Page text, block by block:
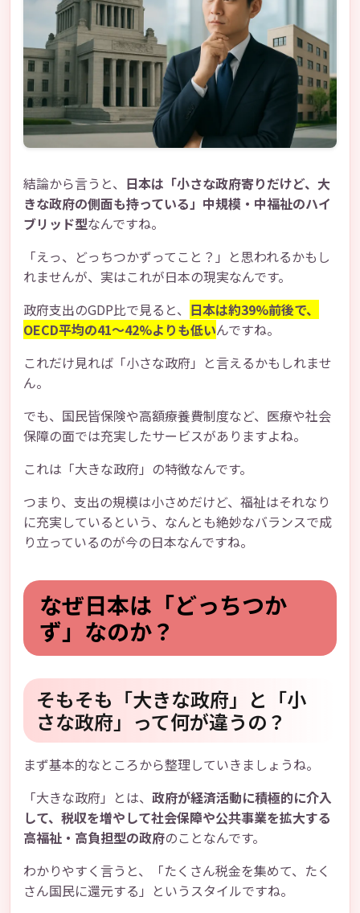
結論から言うと、 日本は「小さな政府寄りだけど、大
きな政府の側面も持っている」中規模・中福祉のハイ
ブリッド型なんですね。
「えっ、どっちつかずってこと？」と思われるかもし
れませんが、実はこれが日本の現実なんです。
政府支出のGDP比で見ると、 日本は約39%前後で、
OECD平均の41～42%よりも低いんですね。
これだけ見れば「小さな政府」と言えるかもしれませ
ん。
でも、国民皆保険や高額療養費制度など、医療や社会
保障の面では充実したサービスがありますよね。
これは「大きな政府」の特徴なんです。
つまり、支出の規模は小さめだけど、福祉はそれなり
に充実しているという、なんとも絶妙なバランスで成
り立っているのが今の日本なんですね。
なぜ日本は「どっちつか
ず」なのか？
そもそも「大きな政府」と「小
さな政府」って何が違うの？
まず基本的なところから整理していきましょうね。
「大きな政府」とは、 政府が経済活動に積極的に介入
して、税収を増やして社会保障や公共事業を拡大する
高福祉・高負担型の政府のことなんです。
わかりやすく言うと、「たくさん税金を集めて、たく
さん国民に還元する」というスタイルですね。